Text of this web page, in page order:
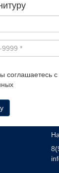
соглашаетесь